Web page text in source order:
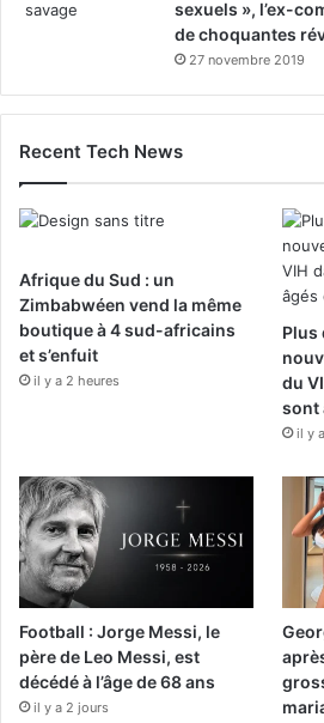
sexuels », l’ex-
de choquantes
27 novembre 2019
Recent Tech News
Afrique du Sud : un
Zimbabwéen vend la même
boutique à 4 sud-africains
et s’enfuit
il y a 2 heures
Plus
du
sont
il y
Football : Jorge Messi, le
père de Leo Messi, est
décédé à l’âge de 68 ans
il y a 2 jours